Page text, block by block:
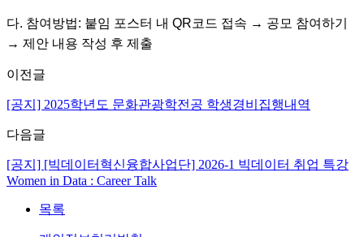
다. 참여방법: 붙임 포스터 내 QR코드 접속 → 공모 참여하기
→ 제안 내용 작성 후 제출
이전글
[공지] 2025학년도 문화관광학전공 학생경비집행내역
다음글
[공지] [빅데이터혁신융합사업단] 2026-1 빅데이터 취업 특강
Women in Data : Career Talk
목록